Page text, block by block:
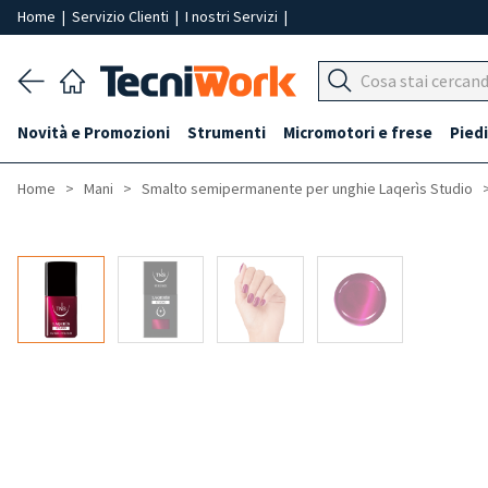
Home | Servizio Clienti | I nostri Servizi |
Novità e Promozioni Strumenti Micromotori e frese Piedi
Home Mani Smalto semipermanente per unghie Laqerìs Studio